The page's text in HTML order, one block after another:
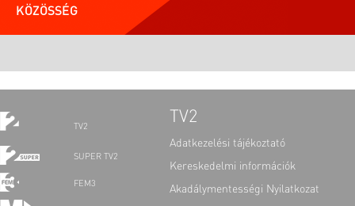
KÖZÖSSÉG
TV2
SUPER TV2
FEM3
TV2
Adatkezelési tájékoztató
Kereskedelmi információk
Akadálymentességi Nyilatkozat